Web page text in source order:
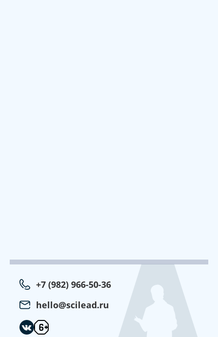
+7 (982) 966-50-36
hello@scilead.ru